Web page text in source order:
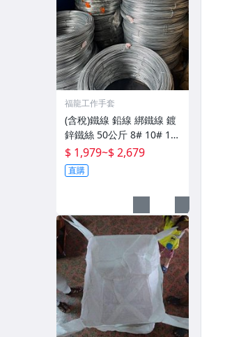
福龍工作手套
(含稅)鐵線 鉛線 綁鐵線 鍍
鋅鐵絲 50公斤 8# 10# 12
# 14# 16# 18# 20#
$ 1,979~$ 2,679
直購